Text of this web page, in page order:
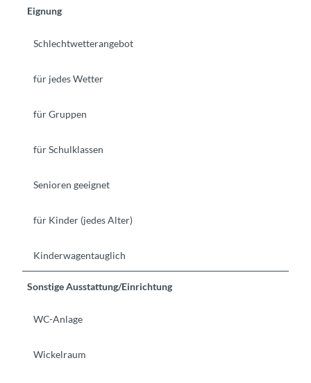
Eignung
Schlechtwetterangebot
für jedes Wetter
für Gruppen
für Schulklassen
Senioren geeignet
für Kinder (jedes Alter)
Kinderwagentauglich
Sonstige Ausstattung/Einrichtung
WC-Anlage
Wickelraum